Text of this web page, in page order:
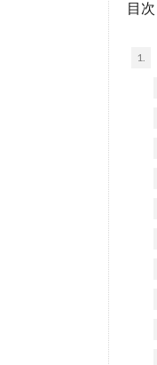
目次
1.